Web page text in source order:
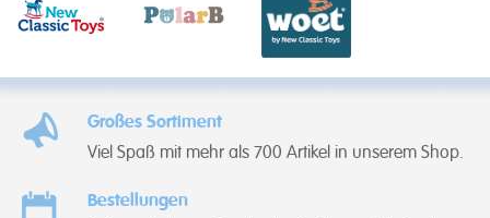
Großes Sortiment
Viel Spaß mit mehr als 700 Artikel in unserem Shop.
Bestellungen